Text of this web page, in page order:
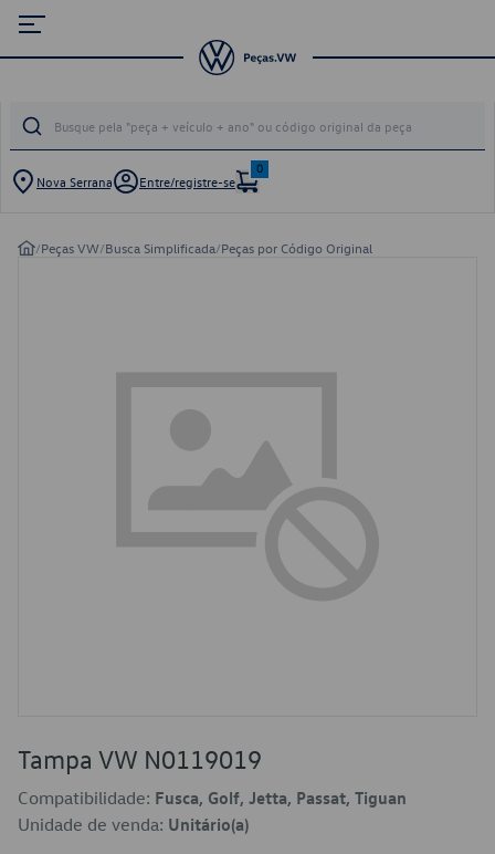
Nova Serrana Entre/registre-se
0
/Peças VW/Busca Simplificada/Peças por Código Original
Tampa VW N0119019
Compatibilidade: Fusca, Golf, Jetta, Passat, Tiguan
Unidade de venda: Unitário(a)